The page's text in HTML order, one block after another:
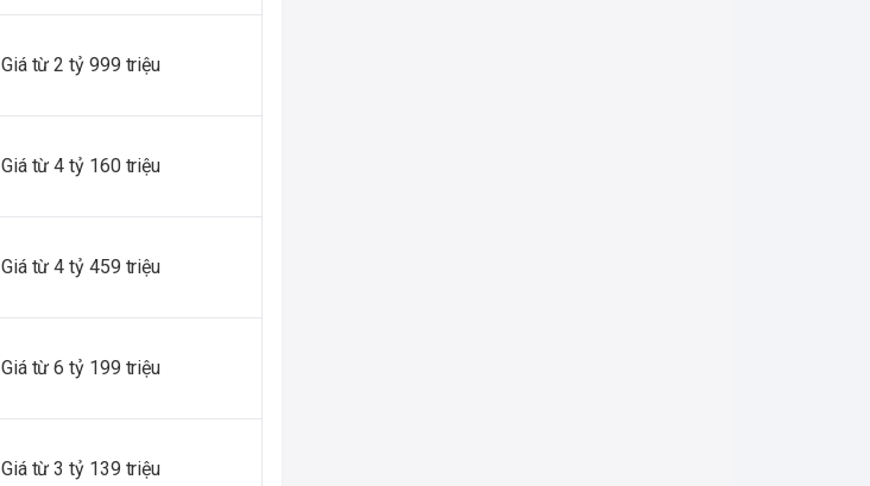
Giá từ 2 tỷ 999 triệu
Giá từ 4 tỷ 160 triệu
Giá từ 4 tỷ 459 triệu
Giá từ 6 tỷ 199 triệu
Giá từ 3 tỷ 139 triệu